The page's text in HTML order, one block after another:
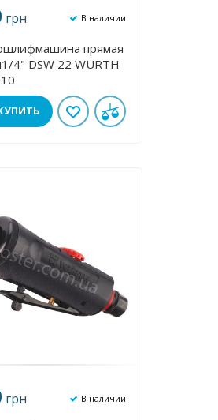
грн В наличии
прямая
4" DSW 22 WURTH
грн В наличии